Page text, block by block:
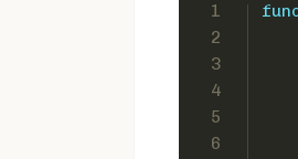
1
2
3
4
5
6